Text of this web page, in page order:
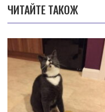
ЧИТАЙТЕ ТАКОЖ